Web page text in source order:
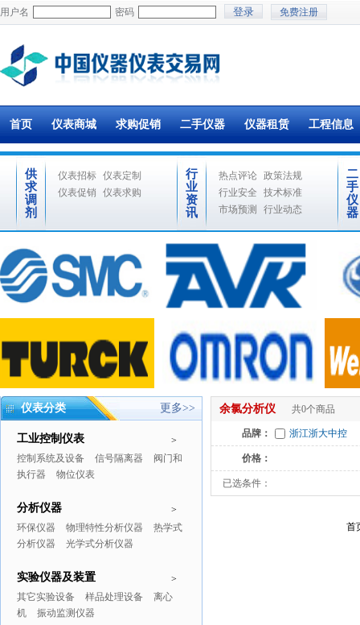
用户名 密码 免费注册
首页 仪表商城 求购促销 二手仪器 仪器租赁 工程信息
供
求
调
剂
仪表招标 仪表定制
仪表促销
仪表求购
行
业
资
讯
热点评论 政策法规
行业安全
技术标准
市场预测
行业动态
二
手
仪
器
仪表分类 更多>>
>
工业控制仪表
控制系统及设备 信号隔离器
阀门和
执行器
物位仪表
>
分析仪器
环保仪器 物理特性分析仪器
热学式
分析仪器
光学式分析仪器
>
实验仪器及装置
其它实验设备 样品处理设备
离心
机
振动监测仪器
余氯分析仪 共0个商品
品牌： 浙江浙大中控
价格：
已选条件：
首